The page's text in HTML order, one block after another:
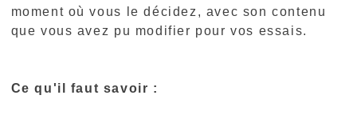
moment où vous le décidez, avec son contenu
que vous avez pu modifier pour vos essais.
Ce qu'il faut savoir :